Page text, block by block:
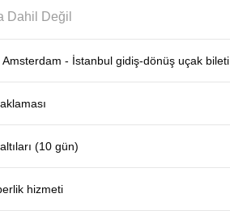
Dahil Değil
- İstanbul gidiş-dönüş uçak bileti
(10 gün)
hizmeti